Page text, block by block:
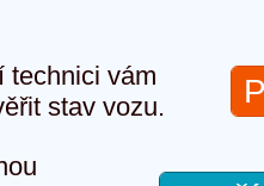
technici vám
stav vozu.